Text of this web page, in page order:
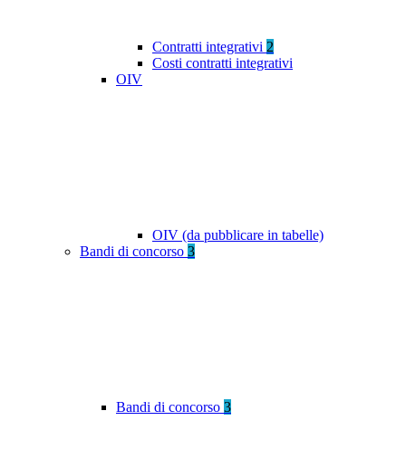
Contratti integrativi 2
Costi contratti integrativi
OIV
OIV (da pubblicare in tabelle)
Bandi di concorso 3
Bandi di concorso 3